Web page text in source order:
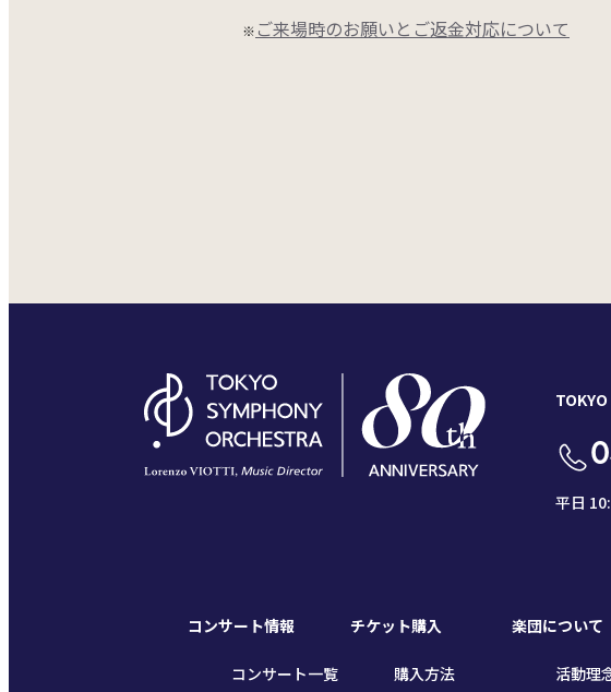
※ ご来場時のお願いとご返金対応について
平日
コンサート情報
コンサート一覧
チケット購入
購入方法
楽団について
活動理